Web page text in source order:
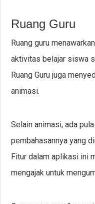
Ruang Guru
Ruang guru
aktivitas belajar siswa
Ruang Guru juga
animasi.
Selain animasi, ada
pembahasannya yang
Fitur dalam aplikasi ini
mengajak untuk